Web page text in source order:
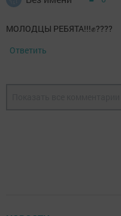
МОЛОДЦЫ РЕБЯТА!!!✊????
Ответить